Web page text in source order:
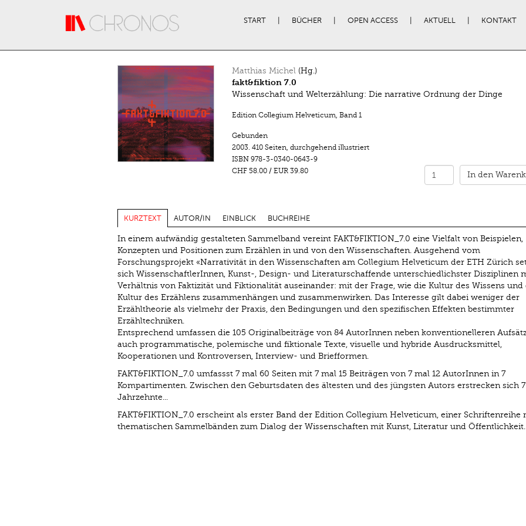
START BÜCHER OPEN ACCESS AKTUELL KONTAKT
Matthias Michel(Hg.)
fakt&fiktion 7.0
Wissenschaft und Welterzählung: Die narrative Ordnung der Dinge
Edition Collegium Helveticum, Band 1
Gebunden
2003. 410 Seiten, durchgehend illustriert
ISBN 978-3-0340-0643-9
CHF 58.00/ EUR 39.80 In den
KURZTEXT AUTOR/IN EINBLICK BUCHREIHE
In einem aufwändig gestalteten Sammelband vereint FAKT&FIKTION_7.0 eine Vielfalt von Beispielen,
Konzepten und Positionen zum Erzählen in und von den Wissenschaften. Ausgehend vom
Forschungsprojekt «Narrativität in den Wissenschaften am Collegium Helveticum der ETH Zürich
sich WissenschaftlerInnen, Kunst-, Design- und Literaturschaffende unterschiedlichster Disziplinen
Verhältnis von Faktizität und Fiktionalität auseinander: mit der Frage, wie die Kultur des Wissens und
Kultur des Erzählens zusammenhängen und zusammenwirken. Das Interesse gilt dabei weniger der
Erzähltheorie als vielmehr der Praxis, den Bedingungen und den spezifischen Effekten bestimmter
Erzähltechniken.
Entsprechend umfassen die 105 Originalbeiträge von 84 AutorInnen neben konventionelleren
auch programmatische, polemische und fiktionale Texte, visuelle und hybride Ausdrucksmittel,
Kooperationen und Kontroversen, Interview- und Briefformen.
FAKT&FIKTION_7.0 umfassst 7 mal 60 Seiten mit 7 mal 15 Beiträgen von 7 mal 12 AutorInnen in 7
Kompartimenten. Zwischen den Geburtsdaten des ältesten und des jüngsten Autors erstrecken sich 7
Jahrzehnte...
FAKT&FIKTION_7.0 erscheint als erster Band der Edition Collegium Helveticum, einer Schriftenreihe
thematischen Sammelbänden zum Dialog der Wissenschaften mit Kunst, Literatur und Öffentlichkeit.